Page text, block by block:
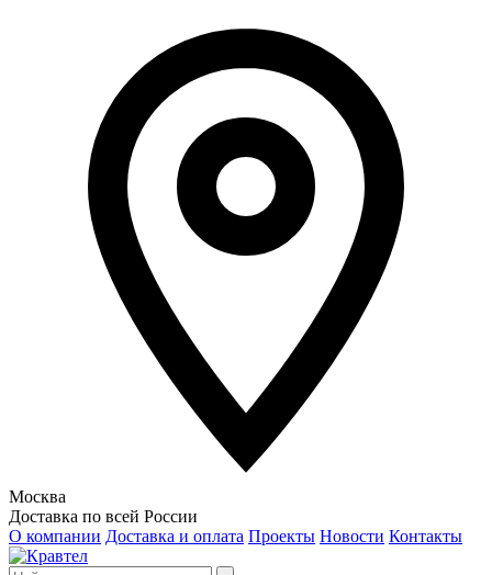
Москва
Доставка по всей России
О компании Доставка и оплата Проекты Новости Контакты